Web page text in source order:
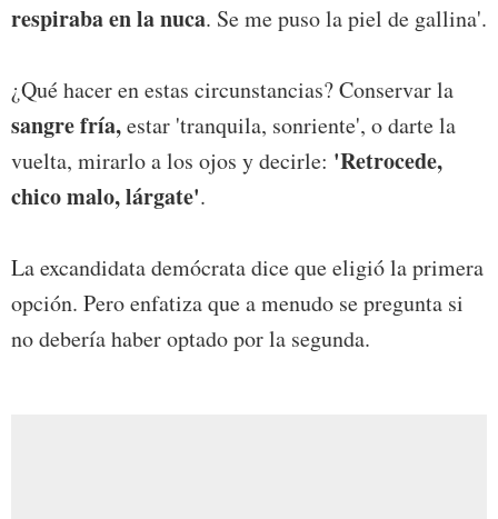
respiraba en la nuca. Se me puso la piel de gallina'.
¿Qué hacer en estas circunstancias? Conservar la
sangre fría,estar 'tranquila, sonriente', o darte la
vuelta, mirarlo a los ojos y decirle: 'Retrocede,
chico malo, lárgate'.
La excandidata demócrata dice que eligió la primera
opción. Pero enfatiza que a menudo se pregunta si
no debería haber optado por la segunda.